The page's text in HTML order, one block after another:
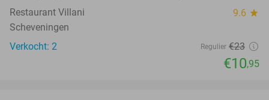
Restaurant Villani 9.6 star
Scheveningen
Verkocht: 2
Regulier €23
€10,95